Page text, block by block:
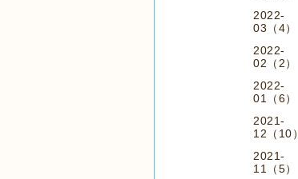
2022-
03（4）
2022-
02（2）
2022-
01（6）
2021-
12（10）
2021-
11（5）